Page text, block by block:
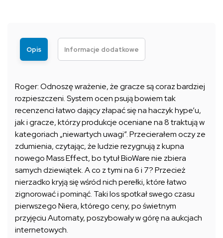
Opis Informacje dodatkowe
Roger: Odnoszę wrażenie, że gracze są coraz bardziej
rozpieszczeni. System ocen psują bowiem tak
recenzenci łatwo dający złapać się na haczyk hype’u,
jak i gracze, którzy produkcje oceniane na 8 traktują w
kategoriach „niewartych uwagi”. Przecierałem oczy ze
zdumienia, czytając, że ludzie rezygnują z kupna
nowego Mass Effect, bo tytuł BioWare nie zbiera
samych dziewiątek. A co z tymi na 6 i 7? Przecież
nierzadko kryją się wśród nich perełki, które łatwo
zignorować i pominąć. Taki los spotkał swego czasu
pierwszego Niera, którego ceny, po świetnym
przyjęciu Automaty, poszybowały w górę na aukcjach
internetowych.